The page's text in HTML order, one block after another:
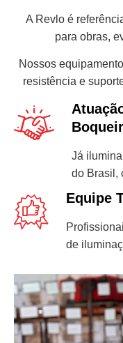
A Revlo é
para obras,
Nossos
resistência e
Já
do Brasil,
Equipe
de